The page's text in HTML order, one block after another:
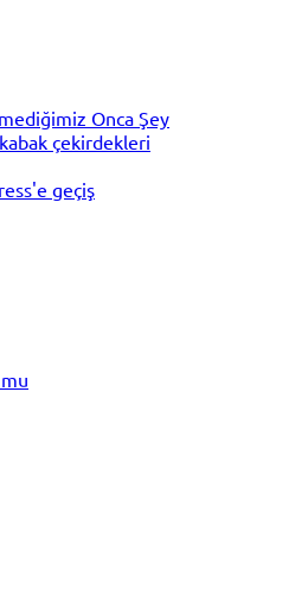
Onca Şey
çekirdekleri
geçiş